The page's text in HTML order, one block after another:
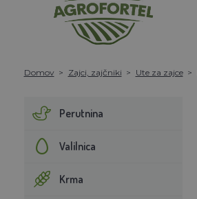
Domov Zajci, zajčniki Ute za zajce
Perutnina
Valilnica
Krma